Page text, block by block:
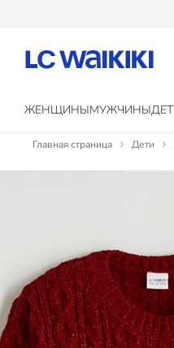
ЖЕНЩИНЫМУЖЧИНЫ
Главная страница Дети